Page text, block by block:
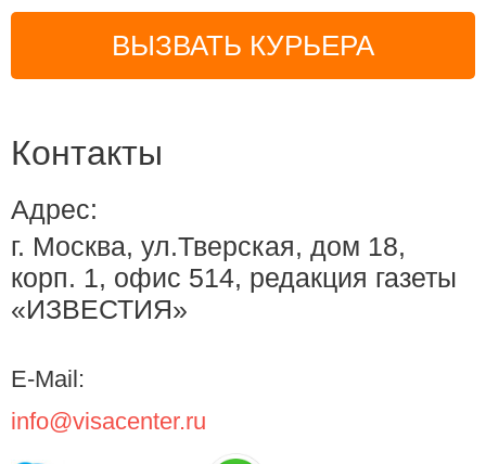
ВЫЗВАТЬ КУРЬЕРА
Контакты
Адрес:
г. Москва, ул.Тверская, дом 18,
корп. 1, офис 514, редакция газеты
«ИЗВЕСТИЯ»
E-Mail:
info@visacenter.ru